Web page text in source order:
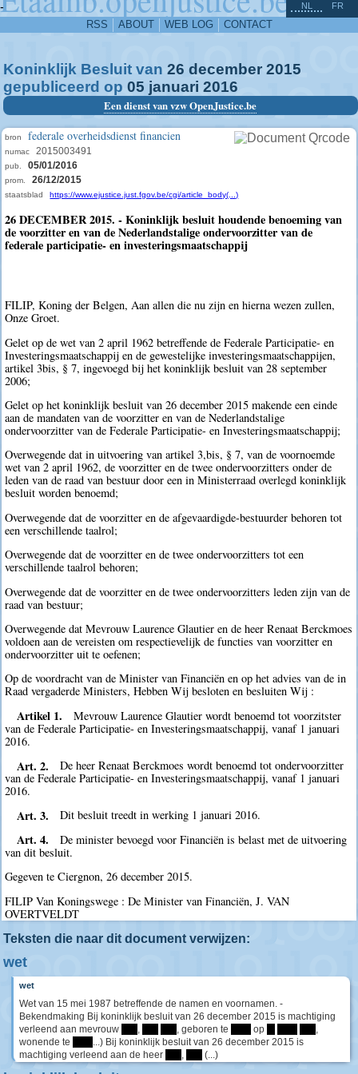
-
RSS ABOUT WEB LOG CONTACT
NL FR
Koninklijk Besluit van 26 december 2015
gepubliceerd op 05 januari 2016
Een dienst van vzw OpenJustice.be
bron federale overheidsdienst financien
numac 2015003491
pub. 05/01/2016
prom. 26/12/2015
staatsblad https://www.ejustice.just.fgov.be/cgi/article_body(...)
26 DECEMBER 2015. - Koninklijk besluit houdende benoeming van
de voorzitter en van de Nederlandstalige ondervoorzitter van de
federale participatie- en investeringsmaatschappij
FILIP, Koning der Belgen, Aan allen die nu zijn en hierna wezen zullen,
Onze Groet.
Gelet op de wet van 2 april 1962 betreffende de Federale Participatie- en
Investeringsmaatschappij en de gewestelijke investeringsmaatschappijen,
artikel 3bis, § 7, ingevoegd bij het koninklijk besluit van 28 september
2006;
Gelet op het koninklijk besluit van 26 december 2015 makende een einde
aan de mandaten van de voorzitter en van de Nederlandstalige
ondervoorzitter van de Federale Participatie- en Investeringsmaatschappij;
Overwegende dat in uitvoering van artikel 3,bis, § 7, van de voornoemde
wet van 2 april 1962, de voorzitter en de twee ondervoorzitters onder de
leden van de raad van bestuur door een in Ministerraad overlegd koninklijk
besluit worden benoemd;
Overwegende dat de voorzitter en de afgevaardigde-bestuurder behoren tot
een verschillende taalrol;
Overwegende dat de voorzitter en de twee ondervoorzitters tot een
verschillende taalrol behoren;
Overwegende dat de voorzitter en de twee ondervoorzitters leden zijn van de
raad van bestuur;
Overwegende dat Mevrouw Laurence Glautier en de heer Renaat Berckmoes
voldoen aan de vereisten om respectievelijk de functies van voorzitter en
ondervoorzitter uit te oefenen;
Op de voordracht van de Minister van Financiën en op het advies van de in
Raad vergaderde Ministers, Hebben Wij besloten en besluiten Wij :
Artikel 1.
Mevrouw Laurence Glautier wordt benoemd tot voorzitster
van de Federale Participatie- en Investeringsmaatschappij, vanaf 1 januari
2016.
Art. 2.
De heer Renaat Berckmoes wordt benoemd tot ondervoorzitter
van de Federale Participatie- en Investeringsmaatschappij, vanaf 1 januari
2016.
Art. 3. Dit besluit treedt in werking 1 januari 2016.
Art. 4.
De minister bevoegd voor Financiën is belast met de uitvoering
van dit besluit.
Gegeven te Ciergnon, 26 december 2015.
FILIP Van Koningswege : De Minister van Financiën, J. VAN
OVERTVELDT
Teksten die naar dit document verwijzen:
wet
wet
Wet van 15 mei 1987 betreffende de namen en voornamen. -
Bekendmaking Bij koninklijk besluit van 26 december 2015 is machtiging
verleend aan mevrouw
, , geboren te op
,
wonende te
...) Bij koninklijk besluit van 26 december 2015 is
machtiging verleend aan de heer
, (...)
^